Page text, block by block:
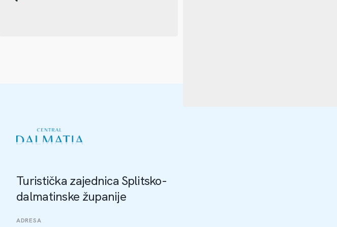
Turistička zajednica Splitsko-
dalmatinske županije
ADRESA